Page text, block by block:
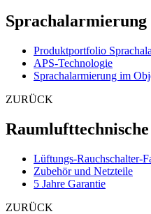
Sprachalarmierung
Produktportfolio
APS-Technologie
Sprachalarmierung im
ZURÜCK
Lüftungs-Rauchschalter-
Zubehör und Netzteile
5 Jahre Garantie
ZURÜCK